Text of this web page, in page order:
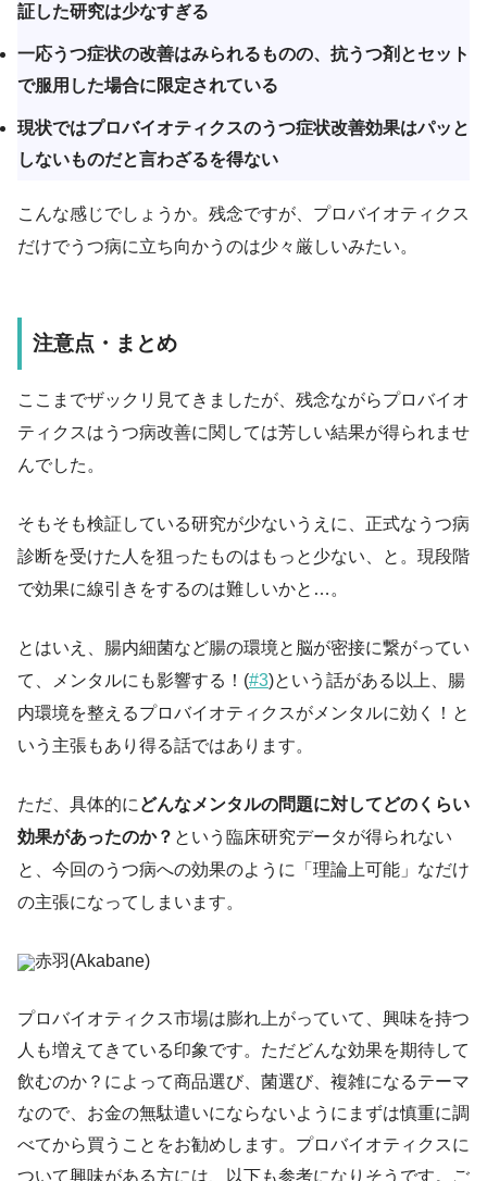
証した研究は少なすぎる
一応うつ症状の改善はみられるものの、抗うつ剤とセット
で服用した場合に限定されている
現状ではプロバイオティクスのうつ症状改善効果はパッと
しないものだと言わざるを得ない
こんな感じでしょうか。残念ですが、プロバイオティクス
だけでうつ病に立ち向かうのは少々厳しいみたい。
注意点・まとめ
ここまでザックリ見てきましたが、残念ながらプロバイオ
ティクスはうつ病改善に関しては芳しい結果が得られませ
んでした。
そもそも検証している研究が少ないうえに、正式なうつ病
診断を受けた人を狙ったものはもっと少ない、と。現段階
で効果に線引きをするのは難しいかと…。
とはいえ、腸内細菌など腸の環境と脳が密接に繋がってい
て、メンタルにも影響する！(#3)という話がある以上、腸
内環境を整えるプロバイオティクスがメンタルに効く！と
いう主張もあり得る話ではあります。
ただ、具体的に どんなメンタルの問題に対してどのくらい
効果があったのか？ という臨床研究データが得られない
と、今回のうつ病への効果のように「理論上可能」なだけ
の主張になってしまいます。
赤羽(Akabane)
プロバイオティクス市場は膨れ上がっていて、興味を持つ
人も増えてきている印象です。ただどんな効果を期待して
飲むのか？によって商品選び、菌選び、複雑になるテーマ
なので、お金の無駄遣いにならないようにまずは慎重に調
べてから買うことをお勧めします。プロバイオティクスに
ついて興味がある方には、以下も参考になりそうです。ご